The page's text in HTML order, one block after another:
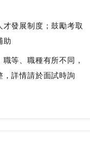
發展制度；鼓勵考取
助
等、職種有所不同，
詳情請於面試時詢